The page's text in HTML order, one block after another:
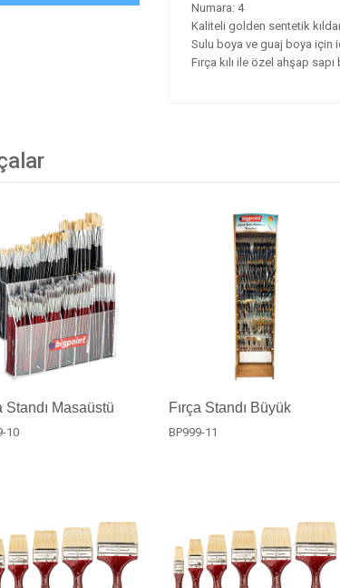
Numara: 4
Kaliteli golden sentetik
Sulu boya ve guaj boya için
Fırça kılı ile özel ahşap
Standı Masaüstü
10
Fırça Standı Büyük
BP999-11